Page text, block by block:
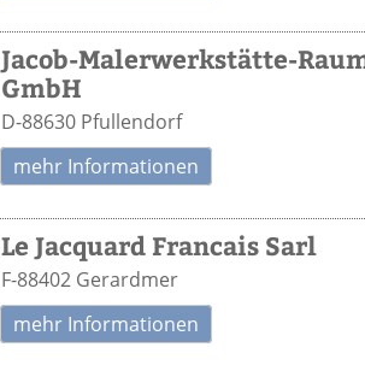
Jacob-Malerwerkstätte-
GmbH
D-88630 Pfullendorf
mehr Informationen
Le Jacquard Francais Sarl
F-88402 Gerardmer
mehr Informationen